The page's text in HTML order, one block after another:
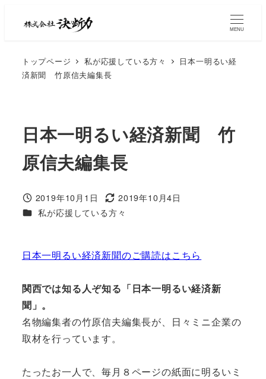
MENU
トップページ 私が応援している方々
日本一明るい経
済新聞 竹原信夫編集長
日本一明るい経済新聞 竹
原信夫編集長
2019年10月1日
2019年10月4日
私が応援している方々
日本一明るい経済新聞のご購読はこちら
関西では知る人ぞ知る「日本一明るい経済新
聞」。
名物編集者の竹原信夫編集長が、日々ミニ企業の
取材を行っています。
たったお一人で、毎月８ページの紙面に明るいミ